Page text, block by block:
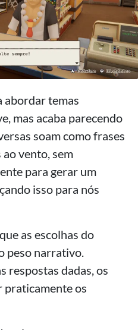
abordar temas
mas acaba parecendo
soam como frases
vento, sem
para gerar um
isso para nós
as escolhas do
peso narrativo.
respostas dadas, os
praticamente os